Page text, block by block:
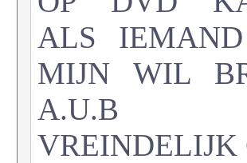
ALS
MIJN WIL
A.U.B
VREINDELIJK